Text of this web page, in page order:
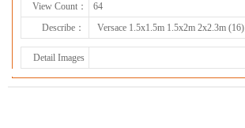
View Count：
64
Describe：
Versace 1.5x1.5m 1.5x2m 2x2.3m (16)
Detail Images